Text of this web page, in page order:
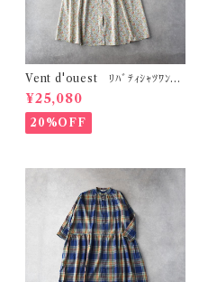
Vent d'ouest ﾘﾊﾞﾃｨｼｬﾂﾜﾝﾋﾟ
ｰｽ (ｵﾌ系) VE11604
¥25,080
20%OFF